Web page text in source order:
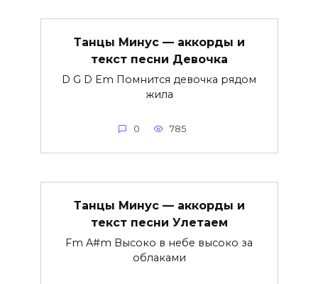
Танцы Минус — аккорды и
текст песни Девочка
D G D Em Помнится девочка рядом
жила
0 785
Танцы Минус — аккорды и
текст песни Улетаем
Fm A#m Высоко в небе высоко за
облаками